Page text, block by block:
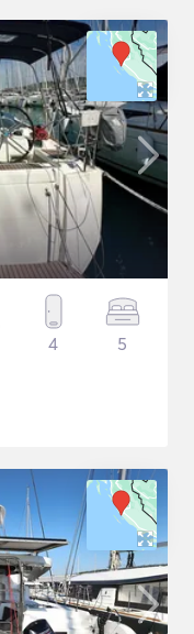
4 5